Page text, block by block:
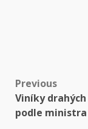
Post
Previous
Viníky
podle